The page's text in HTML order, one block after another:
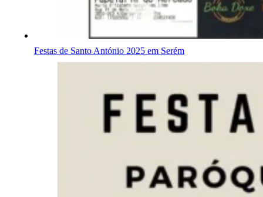
Festas de Santo António 2025 em Serém